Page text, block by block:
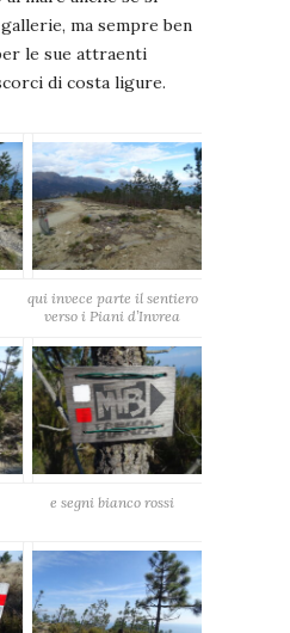
ma sempre ben
le sue attraenti
di costa ligure.
qui invece parte il sentiero
verso i Piani d’Invrea
e segni bianco rossi